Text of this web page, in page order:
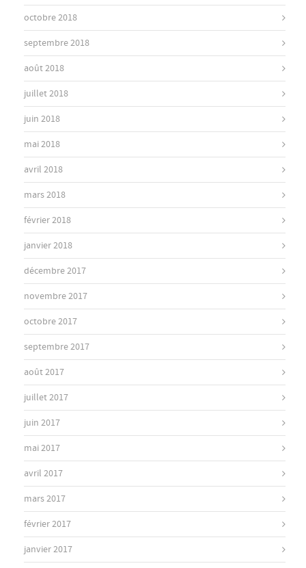
octobre 2018
septembre 2018
août 2018
juillet 2018
juin 2018
mai 2018
avril 2018
mars 2018
février 2018
janvier 2018
décembre 2017
novembre 2017
octobre 2017
septembre 2017
août 2017
juillet 2017
juin 2017
mai 2017
avril 2017
mars 2017
février 2017
janvier 2017